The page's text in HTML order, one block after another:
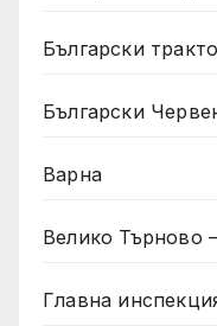
Български
Български
Варна
Велико Търново
Главна